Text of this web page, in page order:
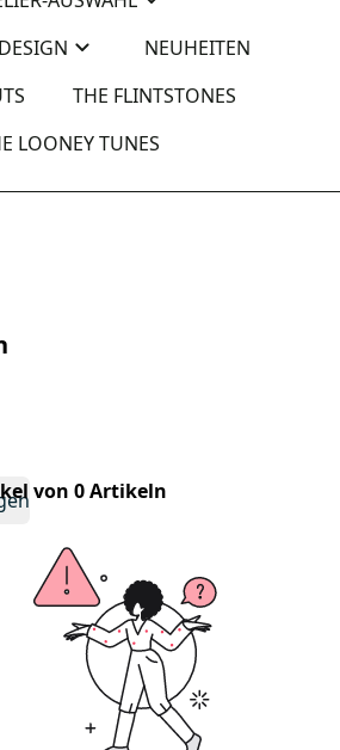
NEUHEITEN
THE FLINTSTONES
LOONEY TUNES
von 0 Artikeln